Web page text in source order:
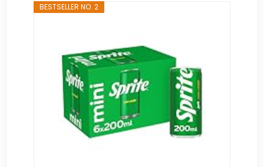
BESTSELLER NO. 2